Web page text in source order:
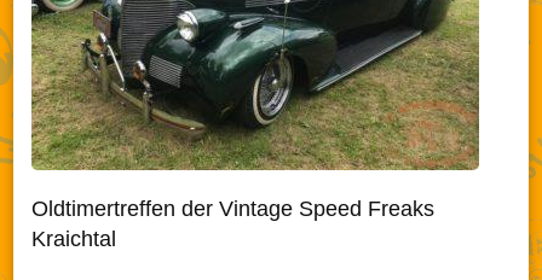
Oldtimertreffen der Vintage Speed Freaks
Kraichtal